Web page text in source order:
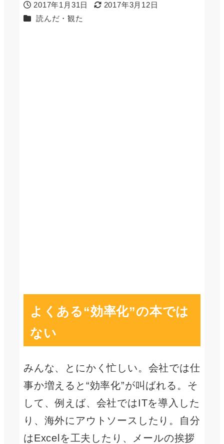
投稿日
2017年1月31日
更新日
2017年3月12日
カテゴリー
読んだ・観た
よくある“効率化”の本では
ない
みんな、とにかく忙しい。会社では仕
事か増えると“効率化”が叫ばれる。そ
して、例えば、会社ではITを導入した
り、海外にアウトソースしたり。自分
はExcelを工夫したり、メールの挨拶